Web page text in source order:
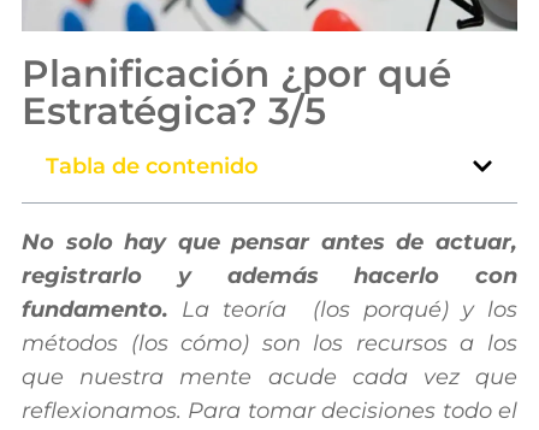
Planificación ¿por qué
Estratégica? 3/5
Tabla de contenido
No solo hay que pensar antes de actuar,
registrarlo y además hacerlo con
fundamento. La teoría (los porqué) y los
métodos (los cómo) son los recursos a los
que nuestra mente acude cada vez que
reflexionamos. Para tomar decisiones todo el